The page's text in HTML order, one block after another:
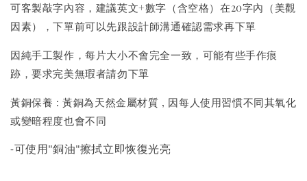
可客製敲字內容，建議英文+數字（含空格）在20字內（美觀
因素），下單前可以先跟設計師溝通確認需求再下單
因純手工製作，每片大小不會完全一致，可能有些手作痕
跡，要求完美無瑕者請勿下單
黃銅保養 : 黃銅為天然金屬材質 , 因每人使用習慣不同其氧化
或變暗程度也會不同
-可使用"銅油"擦拭立即恢復光亮